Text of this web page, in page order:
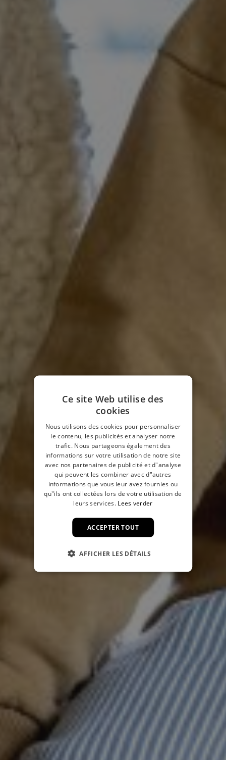
Ce site Web utilise des
cookies
Nous utilisons des cookies pour personnaliser
le contenu, les publicités et analyser notre
trafic. Nous partageons également des
informations sur votre utilisation de notre site
avec nos partenaires de publicité et d"analyse
qui peuvent les combiner avec d"autres
informations que vous leur avez fournies ou
qu"ils ont collectées lors de votre utilisation de
leurs services. Lees verder
ACCEPTER TOUT
AFFICHER LES DÉTAILS